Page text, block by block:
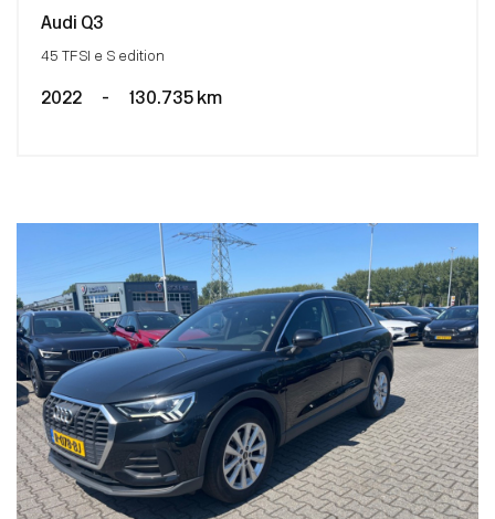
Audi Q3
45 TFSI e S edition
2022 - 130.735 km